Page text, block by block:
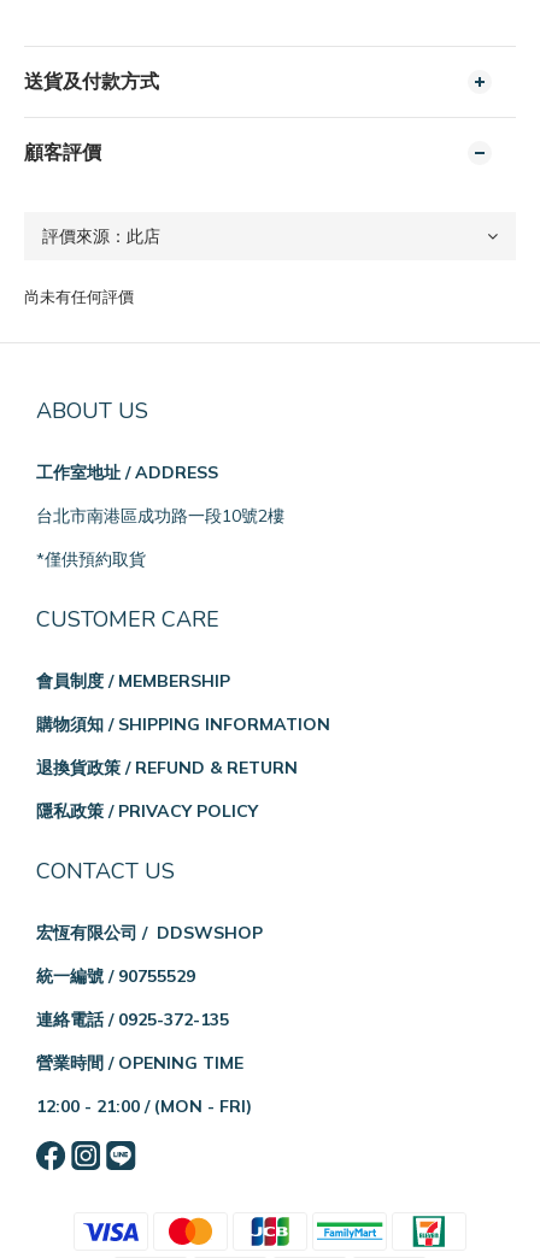
送貨及付款方式
顧客評價
尚未有任何評價
ABOUT US
工作室地址 / ADDRESS
台北市南港區成功路一段10號2樓
*僅供預約取貨
CUSTOMER CARE
會員制度 / MEMBERSHIP
購物須知 / SHIPPING INFORMATION
退換貨政策 / REFUND & RETURN
隱私政策 / PRIVACY POLICY
CONTACT US
宏恆有限公司 / DDSWSHOP
統一編號 / 90755529
連絡電話 / 0925-372-135
營業時間 / OPENING TIME
12:00 - 21:00 / (MON - FRI)